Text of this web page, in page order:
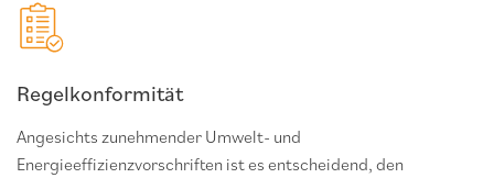
Regelkonformität
Angesichts zunehmender Umwelt- und
Energieeffizienzvorschriften ist es entscheidend, den